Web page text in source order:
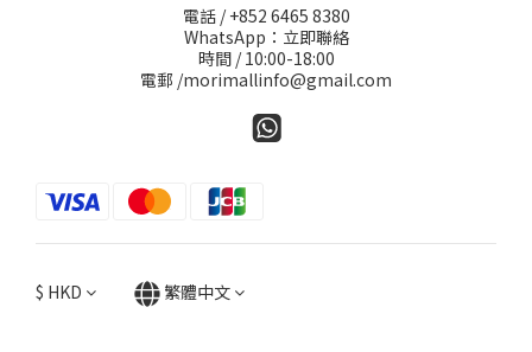
電話 / +852 6465 8380
WhatsApp：立即聯絡
時間 / 10:00-18:00
電郵 /morimallinfo@gmail.com
$ HKD 繁體中文